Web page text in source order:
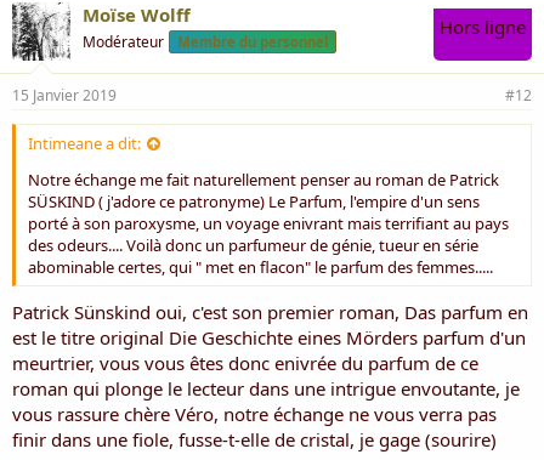
Moïse Wolff
Modérateur Membre du personnel
Hors ligne
15 Janvier 2019 #12
Intimeane a dit:
Notre échange me fait naturellement penser au roman de Patrick
SÜSKIND ( j'adore ce patronyme) Le Parfum, l'empire d'un sens
porté à son paroxysme, un voyage enivrant mais terrifiant au pays
des odeurs.... Voilà donc un parfumeur de génie, tueur en série
abominable certes, qui " met en flacon" le parfum des femmes.....
Patrick Sünskind oui, c'est son premier roman, Das parfum en
est le titre original Die Geschichte eines Mörders parfum d'un
meurtrier, vous vous êtes donc enivrée du parfum de ce
roman qui plonge le lecteur dans une intrigue envoutante, je
vous rassure chère Véro, notre échange ne vous verra pas
finir dans une fiole, fusse-t-elle de cristal, je gage (sourire)